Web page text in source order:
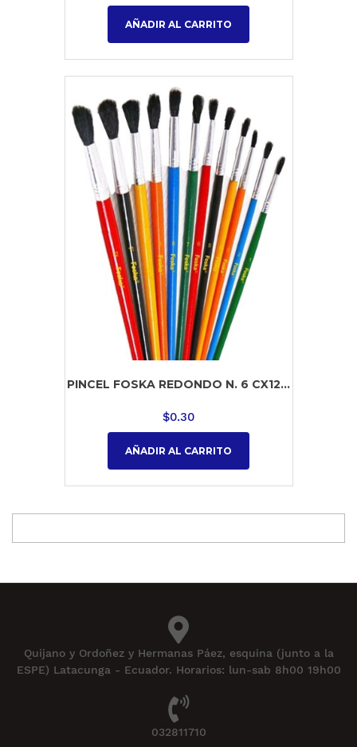
AÑADIR AL CARRITO
PINCEL FOSKA REDONDO N. 6 CX12...
$0.30
AÑADIR AL CARRITO
Quijano y Ordoñez y Hermanas Páez, esquina (junto a la
ESPE) Latacunga - Ecuador. Horarios: lun-sab 8h00 19h00
032811710